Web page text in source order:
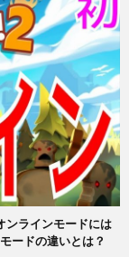
ンラインモードには
ードの違いとは？